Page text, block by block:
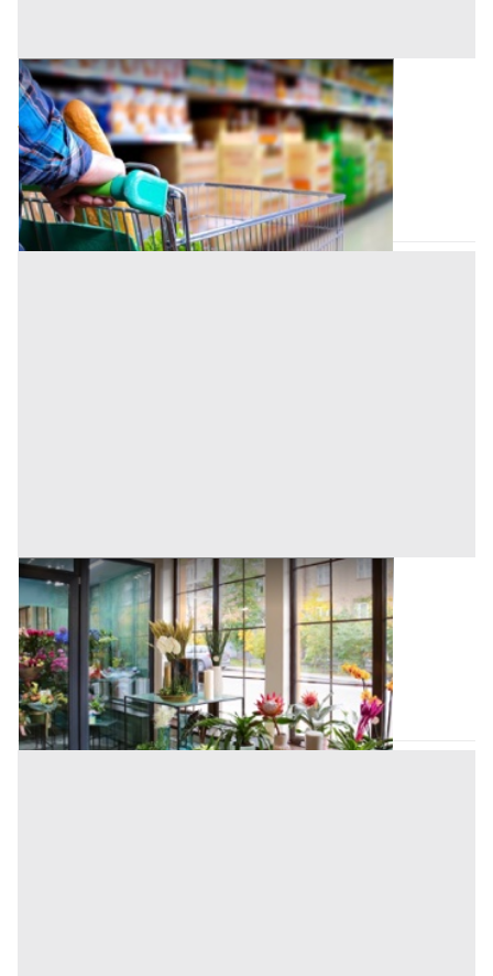
Negozio all'asta a Padova
Vigonza (Padova)
Offerta minima
71.250 € 95.000 €
Codice asta: AI3150202
Asta chiusa
Negozi, Botteghe all'asta a Padova
Vigonza (Padova)
Offerta minima
12.000 € 16.000 €
Codice asta: AI3702414
Asta chiusa